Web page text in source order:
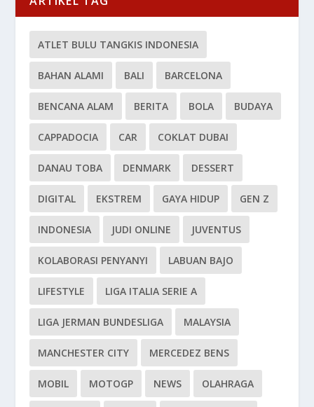
ATLET BULU TANGKIS INDONESIA
BAHAN ALAMI BALI BARCELONA
BENCANA ALAM BERITA BOLA BUDAYA
CAPPADOCIA CAR COKLAT DUBAI
DANAU TOBA DENMARK DESSERT
DIGITAL EKSTREM GAYA HIDUP GEN Z
INDONESIA JUDI ONLINE JUVENTUS
KOLABORASI PENYANYI LABUAN BAJO
LIFESTYLE LIGA ITALIA SERIE A
LIGA JERMAN BUNDESLIGA MALAYSIA
MANCHESTER CITY MERCEDEZ BENS
MOBIL MOTOGP NEWS OLAHRAGA